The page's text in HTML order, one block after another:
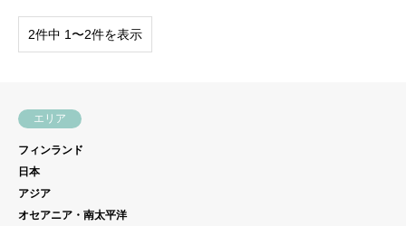
2件中 1〜2件を表示
エリア
フィンランド
日本
アジア
オセアニア・南太平洋